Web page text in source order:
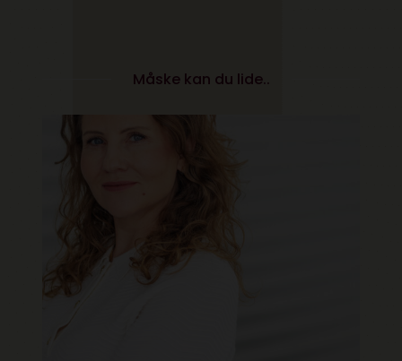
Måske kan du lide..